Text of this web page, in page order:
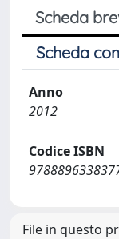
Scheda
Scheda
Anno
2012
Codice ISBN
File in questo